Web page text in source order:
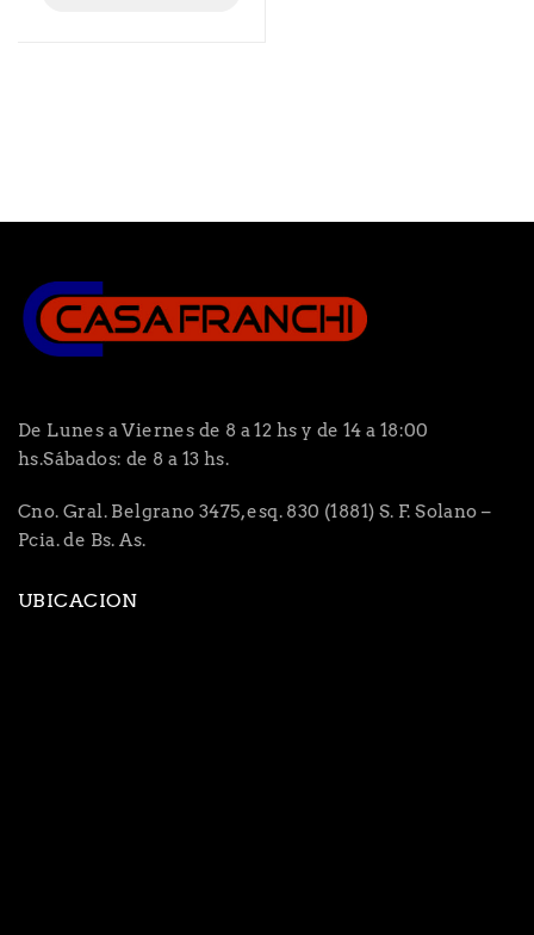
De Lunes a Viernes de 8 a 12 hs y de 14 a 18:00
hs.Sábados: de 8 a 13 hs.
Cno. Gral. Belgrano 3475, esq. 830 (1881) S. F. Solano –
Pcia. de Bs. As.
UBICACION